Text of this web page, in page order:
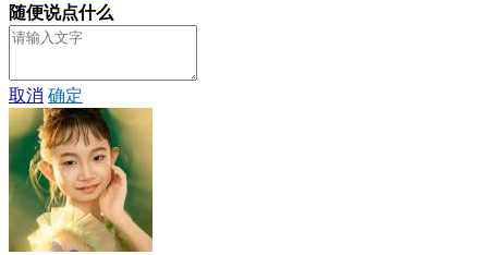
随便说点什么
取消 确定